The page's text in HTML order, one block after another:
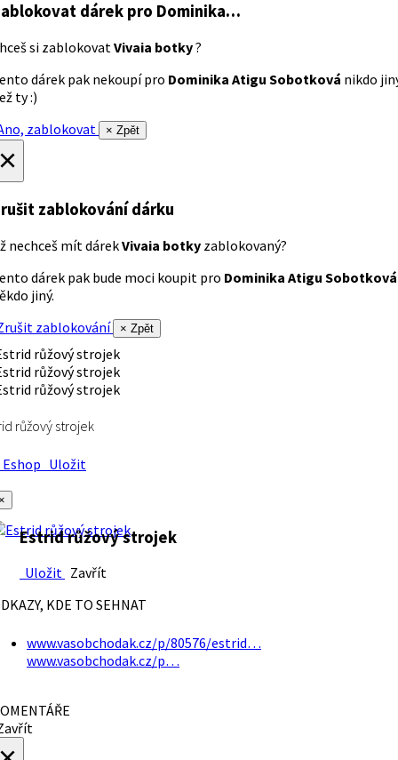
dárek pro Dominika…
si zablokovatVivaia botky?
dárek pak nekoupí pro Dominika Atigu Sobotková nikdo
ty :)
zablokovat
× Zpět
zablokování dárku
nechceš mít dárekVivaia botky zablokovaný?
dárek pak bude moci koupit pro Dominika Atigu Sobotková
jiný.
zablokování
× Zpět
růžový strojek
Uložit
Estrid růžový strojek
Uložit Zavřít
KDE TO SEHNAT
www.vasobchodak.cz/p/80576/estrid…
www.vasobchodak.cz/p…